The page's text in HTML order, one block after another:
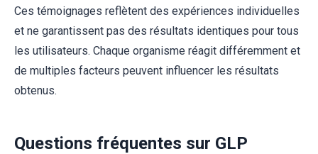
Ces témoignages reflètent des expériences individuelles
et ne garantissent pas des résultats identiques pour tous
les utilisateurs. Chaque organisme réagit différemment et
de multiples facteurs peuvent influencer les résultats
obtenus.
Questions fréquentes sur GLP